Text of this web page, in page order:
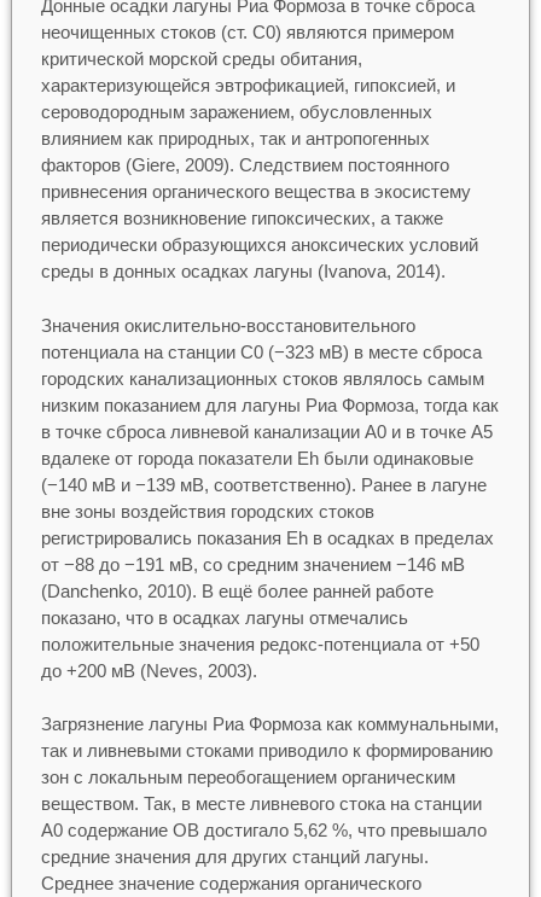
Донные осадки лагуны Риа Формоза в точке сброса
неочищенных стоков (ст. С0) являются примером
критической морской среды обитания,
характеризующейся эвтрофикацией, гипоксией, и
сероводородным заражением, обусловленных
влиянием как природных, так и антропогенных
факторов (Giere, 2009). Следствием постоянного
привнесения органического вещества в экосистему
является возникновение гипоксических, а также
периодически образующихся аноксических условий
среды в донных осадках лагуны (Ivanova, 2014).
Значения окислительно-восстановительного
потенциала на станции С0 (−323 мВ) в месте сброса
городских канализационных стоков являлось самым
низким показанием для лагуны Риа Формоза, тогда как
в точке сброса ливневой канализации А0 и в точке А5
вдалеке от города показатели Eh были одинаковые
(−140 мВ и −139 мВ, соответственно). Ранее в лагуне
вне зоны воздействия городских стоков
регистрировались показания Eh в осадках в пределах
от −88 до −191 мВ, со средним значением −146 мВ
(Danchenko, 2010). В ещё более ранней работе
показано, что в осадках лагуны отмечались
положительные значения редокс-потенциала от +50
до +200 мВ (Neves, 2003).
Загрязнение лагуны Риа Формоза как коммунальными,
так и ливневыми стоками приводило к формированию
зон с локальным переобогащением органическим
веществом. Так, в месте ливневого стока на станции
А0 содержание ОВ достигало 5,62 %, что превышало
средние значения для других станций лагуны.
Среднее значение содержания органического